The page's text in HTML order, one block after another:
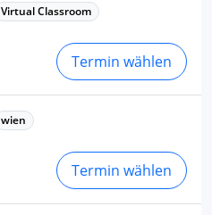
Virtual Classroom
Termin wählen
wien
Termin wählen